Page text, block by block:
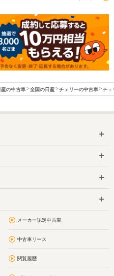
産の中古車 全国の日産 チェリーの中古車 チェ
メーカー認定中古車
中古車リース
閲覧履歴